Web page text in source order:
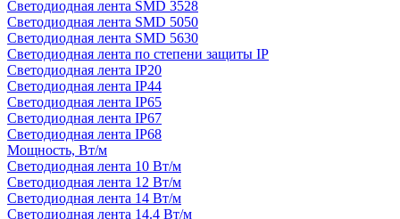
Светодиодная лента SMD 3528
Светодиодная лента SMD 5050
Светодиодная лента SMD 5630
Светодиодная лента по степени защиты IP
Светодиодная лента IP20
Светодиодная лента IP44
Светодиодная лента IP65
Светодиодная лента IP67
Светодиодная лента IP68
Мощность, Вт/м
Светодиодная лента 10 Вт/м
Светодиодная лента 12 Вт/м
Светодиодная лента 14 Вт/м
Светодиодная лента 14.4 Вт/м